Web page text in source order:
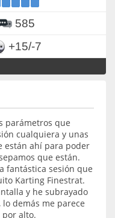
585
+15/-7
parámetros que
cualquiera y unas
están ahí para poder
que están.
fantástica sesión que
Karting Finestrat.
y he subrayado
demás me parece
por alto.